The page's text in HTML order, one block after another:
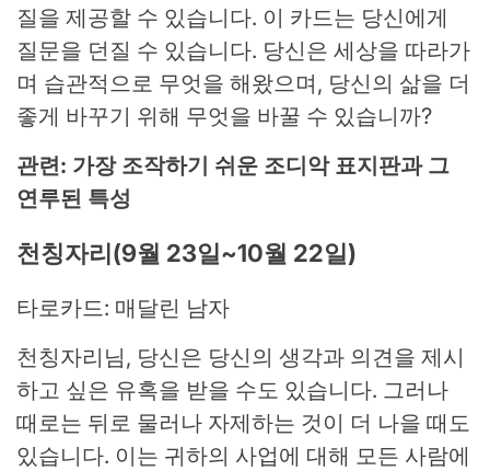
질을 제공할 수 있습니다. 이 카드는 당신에게
질문을 던질 수 있습니다. 당신은 세상을 따라가
며 습관적으로 무엇을 해왔으며, 당신의 삶을 더
좋게 바꾸기 위해 무엇을 바꿀 수 있습니까?
관련: 가장 조작하기 쉬운 조디악 표지판과 그
연루된 특성
천칭자리(9월 23일~10월 22일)
타로카드: 매달린 남자
천칭자리님, 당신은 당신의 생각과 의견을 제시
하고 싶은 유혹을 받을 수도 있습니다. 그러나
때로는 뒤로 물러나 자제하는 것이 더 나을 때도
있습니다. 이는 귀하의 사업에 대해 모든 사람에